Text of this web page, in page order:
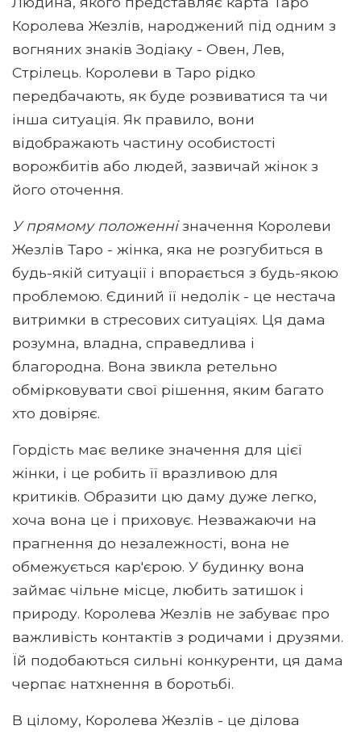
Королева Жезлів, народжений під одним з
вогняних знаків Зодіаку - Овен, Лев,
Стрілець. Королеви в Таро рідко
передбачають, як буде розвиватися та чи
інша ситуація. Як правило, вони
відображають частину особистості
ворожбитів або людей, зазвичай жінок з
його оточення.
У прямому положеннізначення Королеви
Жезлів Таро - жінка, яка не розгубиться в
будь-якій ситуації і впорається з будь-якою
проблемою. Єдиний її недолік - це нестача
витримки в стресових ситуаціях. Ця дама
розумна, владна, справедлива і
благородна. Вона звикла ретельно
обмірковувати свої рішення, яким багато
хто довіряє.
Гордість має велике значення для цієї
жінки, і це робить її вразливою для
критиків. Образити цю даму дуже легко,
хоча вона це і приховує. Незважаючи на
прагнення до незалежності, вона не
обмежується кар'єрою. У будинку вона
займає чільне місце, любить затишок і
природу. Королева Жезлів не забуває про
важливість контактів з родичами і друзями.
Їй подобаються сильні конкуренти, ця дама
черпає натхнення в боротьбі.
В цілому, Королева Жезлів - це ділова